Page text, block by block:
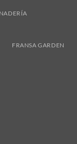
FRANSA GARDEN